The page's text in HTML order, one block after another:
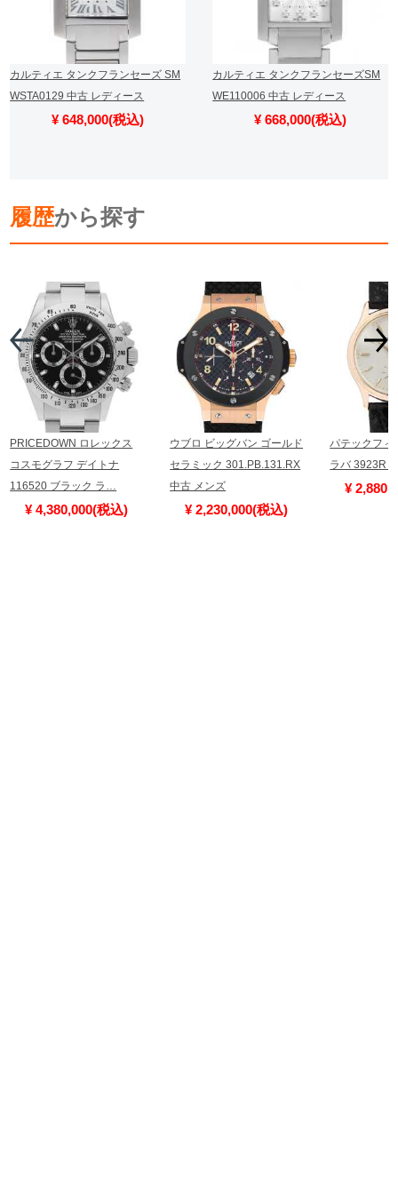
カルティエ タンクフランセーズ SM
WSTA0129 中古 レディース
¥ 648,000(税込)
カルティエ タンクフランセーズSM
WE110006 中古 レディース
¥ 668,000(税込)
履歴から探す
PRICEDOWN ロレックス
コスモグラフ デイトナ
116520 ブラック ラ…
¥ 4,380,000(税込)
ウブロ ビッグバン ゴールド
セラミック 301.PB.131.RX
中古 メンズ
¥ 2,230,000(税込)
パテックフィ
ラバ 3923R
¥